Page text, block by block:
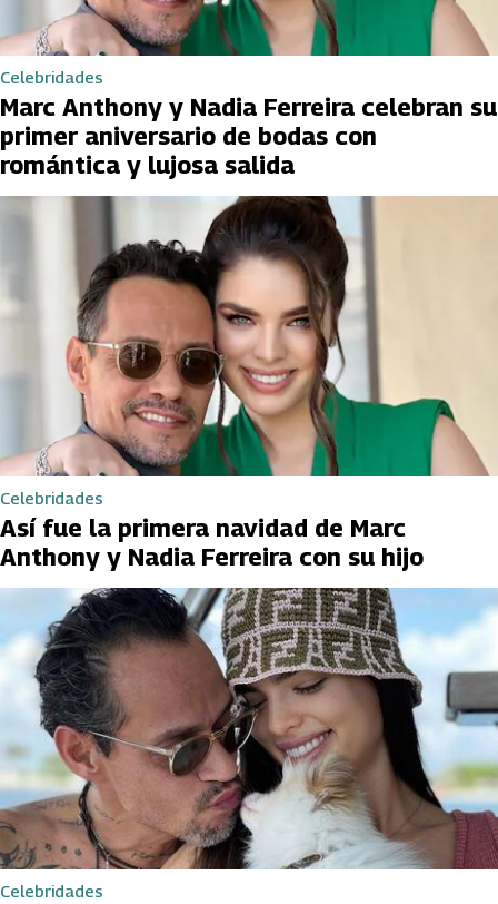
Celebridades
Marc Anthony y Nadia Ferreira celebran su
primer aniversario de bodas con
romántica y lujosa salida
Celebridades
Así fue la primera navidad de Marc
Anthony y Nadia Ferreira con su hijo
Celebridades